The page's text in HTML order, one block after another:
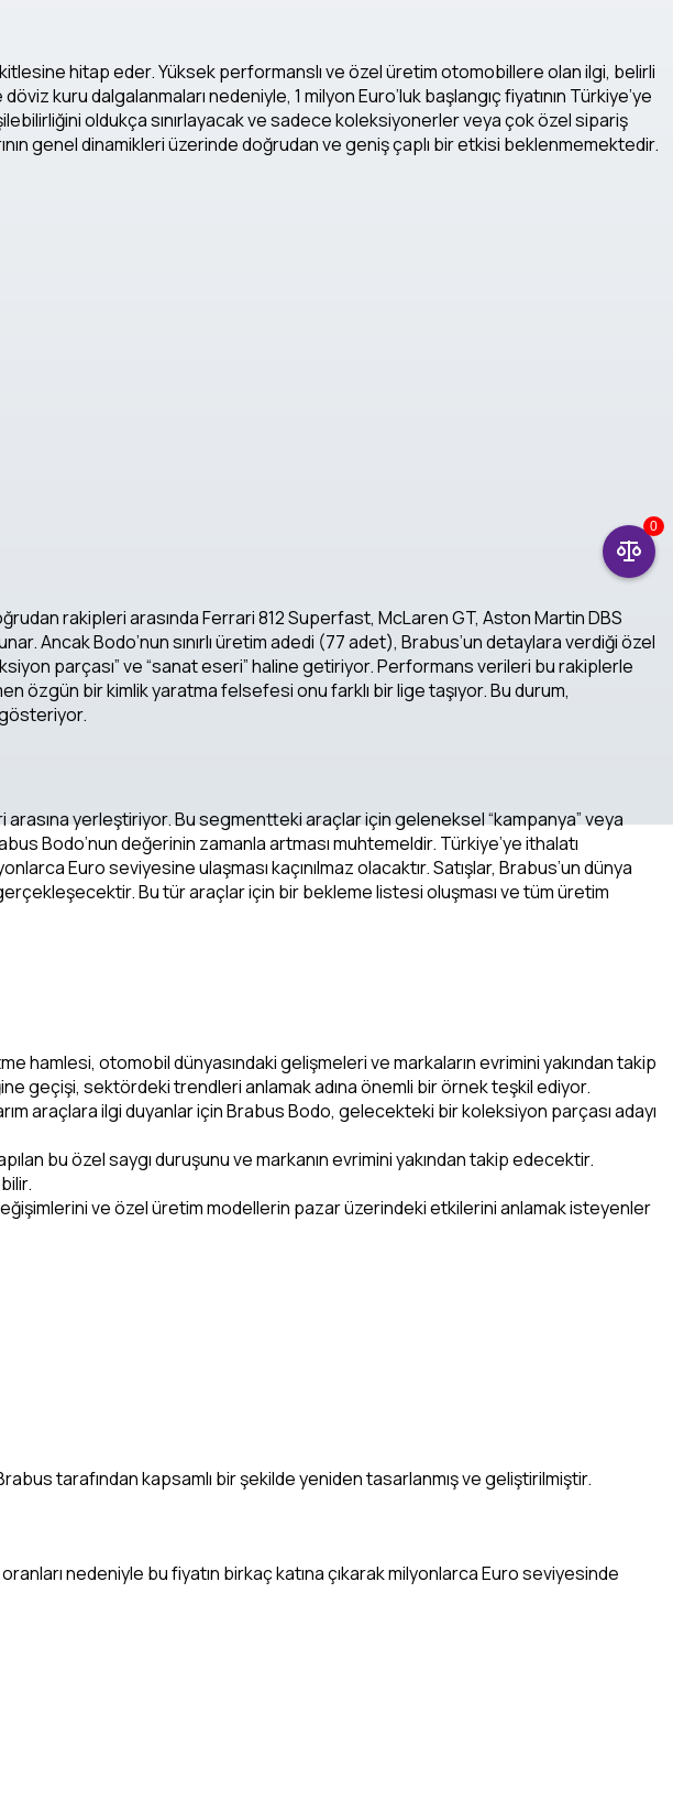
hitap eder. Yüksek performanslı ve özel üretim otomobillere olan ilgi, belirli
kuru dalgalanmaları nedeniyle, 1 milyon Euro’luk başlangıç fiyatının Türkiye’ye
oldukça sınırlayacak ve sadece koleksiyonerler veya çok özel sipariş
genel dinamikleri üzerinde doğrudan ve geniş çaplı bir etkisi beklenmemektedir.
rakipleri arasında Ferrari 812 Superfast, McLaren GT, Aston Martin DBS
Ancak Bodo’nun sınırlı üretim adedi (77 adet), Brabus’un detaylara verdiği özel
parçası” ve “sanat eseri” haline getiriyor. Performans verileri bu rakiplerle
özgün bir kimlik yaratma felsefesi onu farklı bir lige taşıyor. Bu durum,
gösteriyor.
arasına yerleştiriyor. Bu segmentteki araçlar için geleneksel “kampanya” veya
Bodo’nun değerinin zamanla artması muhtemeldir. Türkiye’ye ithalatı
Euro seviyesine ulaşması kaçınılmaz olacaktır. Satışlar, Brabus’un dünya
Bu tür araçlar için bir bekleme listesi oluşması ve tüm üretim
hamlesi, otomobil dünyasındaki gelişmeleri ve markaların evrimini yakından takip
geçişi, sektördeki trendleri anlamak adına önemli bir örnek teşkil ediyor.
araçlara ilgi duyanlar için Brabus Bodo, gelecekteki bir koleksiyon parçası adayı
bu özel saygı duruşunu ve markanın evrimini yakından takip edecektir.
ve özel üretim modellerin pazar üzerindeki etkilerini anlamak isteyenler
tarafından kapsamlı bir şekilde yeniden tasarlanmış ve geliştirilmiştir.
nedeniyle bu fiyatın birkaç katına çıkarak milyonlarca Euro seviyesinde
0